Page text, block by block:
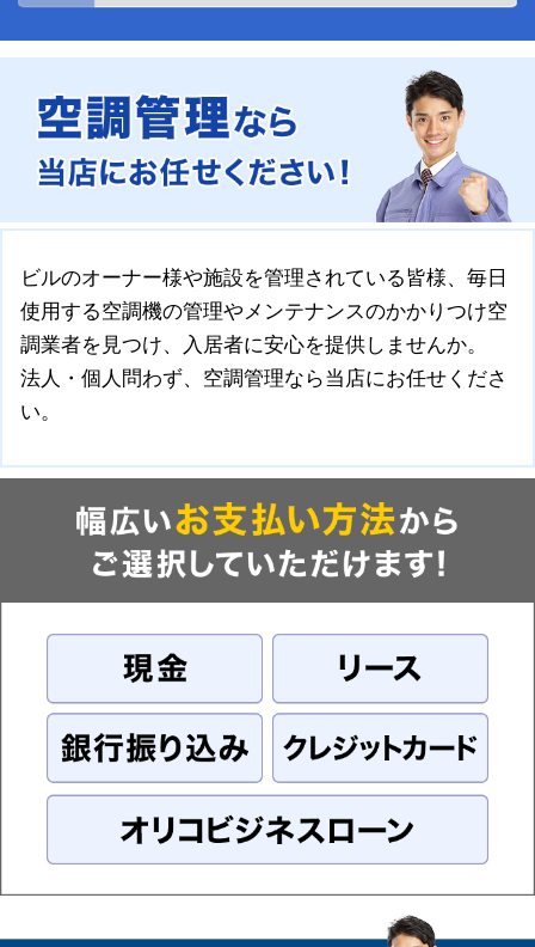
ビルのオーナー様や施設を管理されている皆様、毎日
使用する空調機の管理やメンテナンスのかかりつけ空
調業者を見つけ、入居者に安心を提供しませんか。
法人・個人問わず、空調管理なら当店にお任せくださ
い。